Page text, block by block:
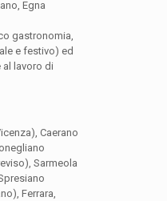
Egna
gastronomia,
e festivo) ed
lavoro di
Caerano
Sarmeola
Ferrara,